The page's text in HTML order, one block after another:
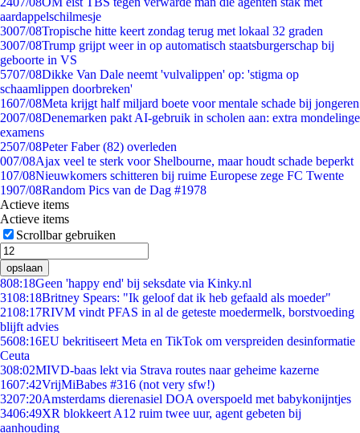
aardappelschilmesje
3007/08Tropische hitte keert zondag terug met lokaal 32 graden
3007/08Trump grijpt weer in op automatisch staatsburgerschap bij
geboorte in VS
5707/08Dikke Van Dale neemt 'vulvalippen' op: 'stigma op
schaamlippen doorbreken'
1607/08Meta krijgt half miljard boete voor mentale schade bij jongeren
2007/08Denemarken pakt AI-gebruik in scholen aan: extra mondelinge
examens
2507/08Peter Faber (82) overleden
007/08Ajax veel te sterk voor Shelbourne, maar houdt schade beperkt
107/08Nieuwkomers schitteren bij ruime Europese zege FC Twente
1907/08Random Pics van de Dag #1978
Actieve items
Actieve items
Scrollbar gebruiken
opslaan
808:18Geen 'happy end' bij seksdate via Kinky.nl
3108:18Britney Spears: "Ik geloof dat ik heb gefaald als moeder"
2108:17RIVM vindt PFAS in al de geteste moedermelk, borstvoeding
blijft advies
5608:16EU bekritiseert Meta en TikTok om verspreiden desinformatie
Ceuta
308:02MIVD-baas lekt via Strava routes naar geheime kazerne
1607:42VrijMiBabes #316 (not very sfw!)
3207:20Amsterdams dierenasiel DOA overspoeld met babykonijntjes
3406:49XR blokkeert A12 ruim twee uur, agent gebeten bij
aanhouding